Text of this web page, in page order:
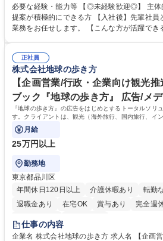
や成長に貢献している部署です。 会社の全メンバーが安心して長く成果を
発揮できる環境を整えるために、毎日のメン
新たな施策検討を積極的に行っていただき、
幅広い業務の体得が可能で、多様なキャリア
募集職種 【総務】未経験歓迎◎/リモート可/
再雇用有
必要な経験・能力等 【◎未経験歓迎◎】 主体
提案が積極的にできる方 【入社後】先輩社員
業務をお任せします。 【こんな方が活躍できる職種です】 ・仕組化が好
対処できる・新しいことに興味関心がある 【
取得や通信教育など費用の80%（年間25万円
賃の50%（月額7万円まで）を補助 学歴・資格 学歴：大学院 大学 語学
力： 資格：
正社員
株式会社地球の歩き方
【企画営業/行政・企業向け観光
ブック『地球の歩き方』 広告/メ
『地球の歩き方』の広告をはじめとするトータルソリ
す。クライアントは、観光（海外旅行、国内旅行、イ
たい国内外の行政や企業です。
月給
25万円以上
勤務地
東京都品川区
年間休日120日以上
介護休暇あり 転勤
退職金あり
在宅OK 賞与あり 完全週
駅近5分以内
仕事の内容
企業名 株式会社地球の歩き方 求人名 【企画営業/行政・企業向け観光推進